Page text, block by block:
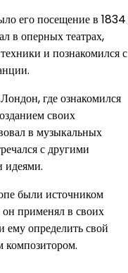
его посещение в 1834
в оперных театрах,
и познакомился с
где ознакомился
своих
в музыкальных
с другими
идеями.
были источником
применял в своих
ему определить свой
композитором.